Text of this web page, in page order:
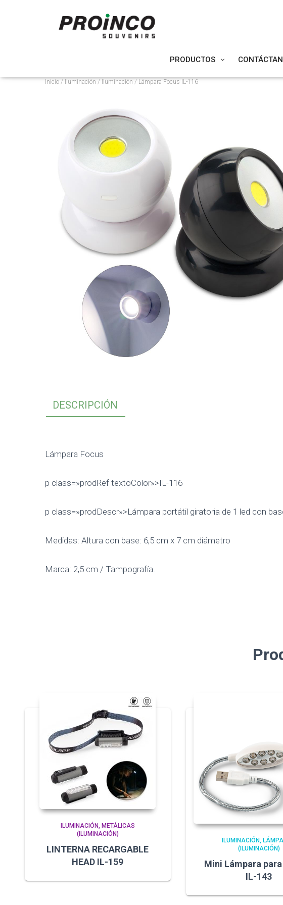
PRODUCTOS
Inicio/ Iluminación / Iluminación / Lámpara Focus IL-116
DESCRIPCIÓN
Lámpara Focus
p class=»prodRef textoColor»>IL-116
p class=»prodDescr»>Lámpara portátil giratoria de 1 led con
Medidas: Altura con base: 6,5 cm x 7 cm diámetro
Marca: 2,5 cm / Tampografía.
ILUMINACIÓN
METÁLICAS
(ILUMINACIÓN)
LINTERNA RECARGABLE
HEAD IL-159
ILUMINACIÓN
(ILUMINACIÓN)
Mini Lámpara
IL-143